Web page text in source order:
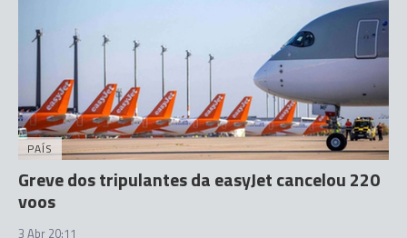
PAÍS
Greve dos tripulantes da easyJet cancelou 220
voos
3 Abr 20:11